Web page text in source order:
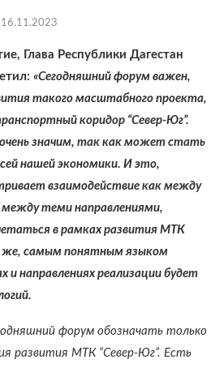
16.11.2023
Глава Республики Дагестан
«Сегодняшний форум важен,
такого масштабного проекта,
коридор “Север-Юг”.
значим, так как может стать
нашей экономики. И это,
взаимодействие как между
теми направлениями,
в рамках развития МТК
же, самым понятным языком
и направлениях реализации будет
форум обозначать только
развития МТК “Север-Юг”. Есть